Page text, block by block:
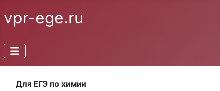
vpr-ege.ru
Для ЕГЭ по химии